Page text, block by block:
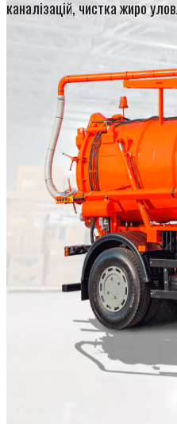
каналізацій, чистка жиро